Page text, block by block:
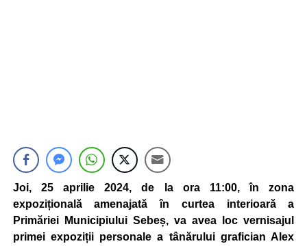
Joi, 25 aprilie 2024, de la ora 11:00, în zona
expozițională amenajată în curtea interioară a
Primăriei Municipiului Sebeș, va avea loc vernisajul
primei expoziții personale a tânărului grafician Alex